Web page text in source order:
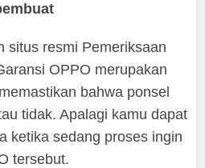
situs resmi Pemeriksaan
OPPO merupakan
bahwa ponsel
tidak. Apalagi kamu dapat
ketika sedang proses ingin
tersebut.